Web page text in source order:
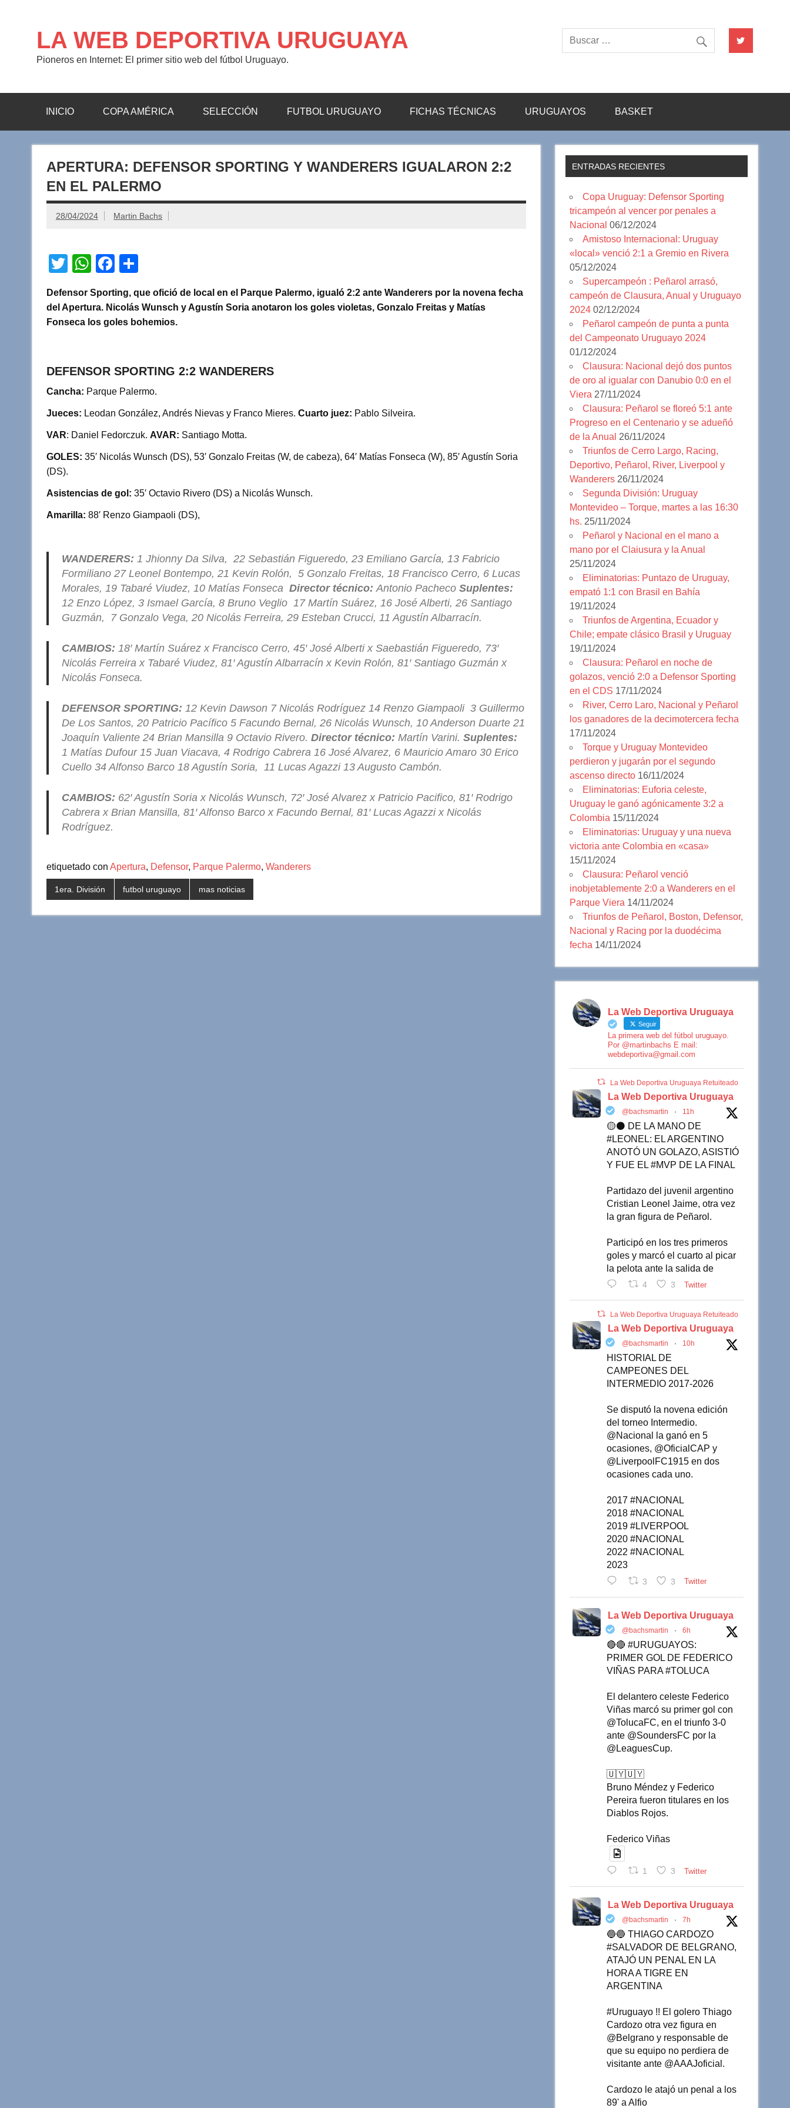
LA WEB DEPORTIVA URUGUAYA
Pioneros en Internet: El primer sitio web del fútbol Uruguayo.
INICIO COPA AMÉRICA SELECCIÓN FUTBOL URUGUAYO FICHAS TÉCNICAS URUGUAYOS BASKET
APERTURA: DEFENSOR SPORTING Y WANDERERS IGUALARON 2:2
EN EL PALERMO
28/04/2024 Martin Bachs
T
tt
er
W
at
s
p
F
c
e
o
k
m
p
Defensor Sporting, que ofició de local en el Parque Palermo, igualó 2:2 ante Wanderers por la novena fecha
del Apertura. Nicolás Wunsch y Agustín Soria anotaron los goles violetas, Gonzalo Freitas y Matías
Fonseca los goles bohemios.
DEFENSOR SPORTING 2:2 WANDERERS
Cancha: Parque Palermo.
Jueces: Leodan González, Andrés Nievas y Franco Mieres. Cuarto juez: Pablo Silveira.
VAR: Daniel Fedorczuk. AVAR: Santiago Motta.
GOLES: 35′ Nicolás Wunsch (DS), 53′ Gonzalo Freitas (W, de cabeza), 64′ Matías Fonseca (W), 85′ Agustín Soria
(DS).
Asistencias de gol: 35′ Octavio Rivero (DS) a Nicolás Wunsch.
Amarilla: 88′ Renzo Giampaoli (DS),
WANDERERS: 1 Jhionny Da Silva, 22 Sebastián Figueredo, 23 Emiliano García, 13 Fabricio
Formiliano 27 Leonel Bontempo, 21 Kevin Rolón, 5 Gonzalo Freitas, 18 Francisco Cerro, 6 Lucas
Morales, 19 Tabaré Viudez, 10 Matías FonsecaDirector técnico: Antonio PachecoSuplentes:
12 Enzo López, 3 Ismael García, 8 Bruno Veglio 17 Martín Suárez, 16 José Alberti, 26 Santiago
Guzmán, 7 Gonzalo Vega, 20 Nicolás Ferreira, 29 Esteban Crucci, 11 Agustín Albarracín.
CAMBIOS:18′ Martín Suárez x Francisco Cerro, 45′ José Alberti x Saebastián Figueredo, 73′
Nicolás Ferreira x Tabaré Viudez, 81′ Agustín Albarracín x Kevin Rolón, 81′ Santiago Guzmán x
Nicolás Fonseca.
DEFENSOR SPORTING: 12 Kevin Dawson 7 Nicolás Rodríguez 14 Renzo Giampaoli 3 Guillermo
De Los Santos, 20 Patricio Pacífico 5 Facundo Bernal, 26 Nicolás Wunsch, 10 Anderson Duarte 21
Joaquín Valiente 24 Brian Mansilla 9 Octavio Rivero.Director técnico: Martín Varini.Suplentes:
1 Matías Dufour 15 Juan Viacava, 4 Rodrigo Cabrera 16 José Alvarez, 6 Mauricio Amaro 30 Erico
Cuello 34 Alfonso Barco 18 Agustín Soria, 11 Lucas Agazzi 13 Augusto Cambón.
CAMBIOS: 62′ Agustín Soria x Nicolás Wunsch, 72′ José Alvarez x Patricio Pacifico, 81′ Rodrigo
Cabrera x Brian Mansilla, 81′ Alfonso Barco x Facundo Bernal, 81′ Lucas Agazzi x Nicolás
Rodríguez.
etiquetado con Apertura, Defensor, Parque Palermo, Wanderers
1era. División futbol uruguayo mas noticias
ENTRADAS RECIENTES
Copa Uruguay: Defensor Sporting
tricampeón al vencer por penales a
Nacional 06/12/2024
Amistoso Internacional: Uruguay
«local» venció 2:1 a Gremio en Rivera
05/12/2024
Supercampeón : Peñarol arrasó,
campeón de Clausura, Anual y Uruguayo
2024 02/12/2024
Peñarol campeón de punta a punta
del Campeonato Uruguayo 2024
01/12/2024
Clausura: Nacional dejó dos puntos
de oro al igualar con Danubio 0:0 en el
Viera 27/11/2024
Clausura: Peñarol se floreó 5:1 ante
Progreso en el Centenario y se adueñó
de la Anual 26/11/2024
Triunfos de Cerro Largo, Racing,
Deportivo, Peñarol, River, Liverpool y
Wanderers 26/11/2024
Segunda División: Uruguay
Montevideo – Torque, martes a las 16:30
hs. 25/11/2024
Peñarol y Nacional en el mano a
mano por el Claiusura y la Anual
25/11/2024
Eliminatorias: Puntazo de Uruguay,
empató 1:1 con Brasil en Bahía
19/11/2024
Triunfos de Argentina, Ecuador y
Chile; empate clásico Brasil y Uruguay
19/11/2024
Clausura: Peñarol en noche de
golazos, venció 2:0 a Defensor Sporting
en el CDS 17/11/2024
River, Cerro Laro, Nacional y Peñarol
los ganadores de la decimotercera fecha
17/11/2024
Torque y Uruguay Montevideo
perdieron y jugarán por el segundo
ascenso directo 16/11/2024
Eliminatorias: Euforia celeste,
Uruguay le ganó agónicamente 3:2 a
Colombia 15/11/2024
Eliminatorias: Uruguay y una nueva
victoria ante Colombia en «casa»
15/11/2024
Clausura: Peñarol venció
inobjetablemente 2:0 a Wanderers en el
Parque Viera 14/11/2024
Triunfos de Peñarol, Boston, Defensor,
Nacional y Racing por la duodécima
fecha 14/11/2024
La Web Deportiva Uruguaya
Seguir
La primera web del fútbol uruguayo.
Por @martinbachs E mail:
webdeportiva@gmail.com
La Web Deportiva Uruguaya Retuiteado
La Web Deportiva Uruguaya
@bachsmartin · 11h
🟡⚫️ DE LA MANO DE
#LEONEL: EL ARGENTINO
ANOTÓ UN GOLAZO, ASISTIÓ
Y FUE EL #MVP DE LA FINAL
Partidazo del juvenil argentino
Cristian Leonel Jaime, otra vez
la gran figura de Peñarol.
Participó en los tres primeros
goles y marcó el cuarto al picar
la pelota ante la salida de
4 3 Twitter
La Web Deportiva Uruguaya Retuiteado
La Web Deportiva Uruguaya
@bachsmartin · 10h
HISTORIAL DE
CAMPEONES DEL
INTERMEDIO 2017-2026
Se disputó la novena edición
del torneo Intermedio.
@Nacional la ganó en 5
ocasiones, @OficialCAP y
@LiverpoolFC1915 en dos
ocasiones cada uno.
2017 #NACIONAL
2018 #NACIONAL
2019 #LIVERPOOL
2020 #NACIONAL
2022 #NACIONAL
2023
3 3 Twitter
La Web Deportiva Uruguaya
@bachsmartin · 6h
🔴🔴 #URUGUAYOS:
PRIMER GOL DE FEDERICO
VIÑAS PARA #TOLUCA
El delantero celeste Federico
Viñas marcó su primer gol con
@TolucaFC, en el triunfo 3-0
ante @SoundersFC por la
@LeaguesCup.
🇺🇾🇺🇾
Bruno Méndez y Federico
Pereira fueron titulares en los
Diablos Rojos.
Federico Viñas
1 3 Twitter
La Web Deportiva Uruguaya
@bachsmartin · 7h
🔵🔵 THIAGO CARDOZO
#SALVADOR DE BELGRANO,
ATAJÓ UN PENAL EN LA
HORA A TIGRE EN
ARGENTINA
#Uruguayo !! El golero Thiago
Cardozo otra vez figura en
@Belgrano y responsable de
que su equipo no perdiera de
visitante ante @AAAJoficial.
Cardozo le atajó un penal a los
89' a Alfio